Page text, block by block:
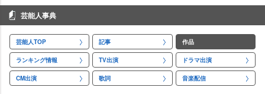
芸能人事典
芸能人TOP 記事 作品
ランキング情報 TV出演 ドラマ出演
CM出演 歌詞 音楽配信